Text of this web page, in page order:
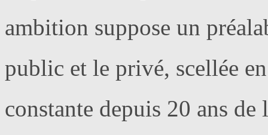
ambition suppose un
public et le privé, scellée
constante depuis 20 ans